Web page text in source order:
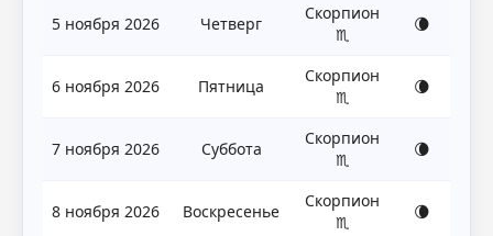
5 ноября 2026 Четверг
Скорпион
♏
🌘
6 ноября 2026 Пятница
Скорпион
♏
🌘
7 ноября 2026 Суббота
Скорпион
♏
🌘
8 ноября 2026 Воскресенье
Скорпион
♏
🌘